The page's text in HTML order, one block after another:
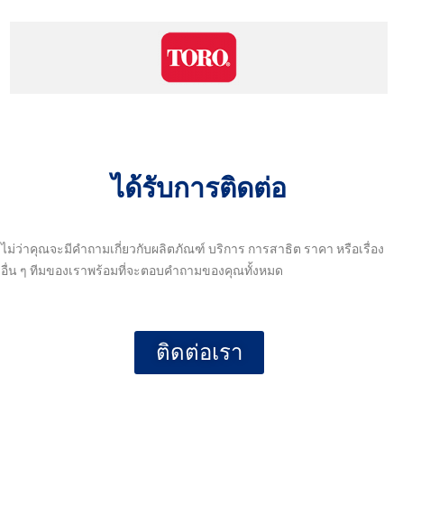
ได้รับการติดต่อ
ไม่ว่าคุณจะมีคำถามเกี่ยวกับผลิตภัณฑ์ บริการ การสาธิต ราคา หรือเรื่อง
อื่น ๆ ทีมของเราพร้อมที่จะตอบคำถามของคุณทั้งหมด
ติดต่อเรา